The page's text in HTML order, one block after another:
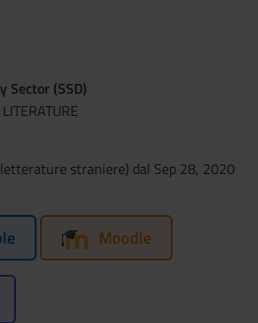
Sector (SSD)
straniere) dal Sep 28, 2020
Moodle